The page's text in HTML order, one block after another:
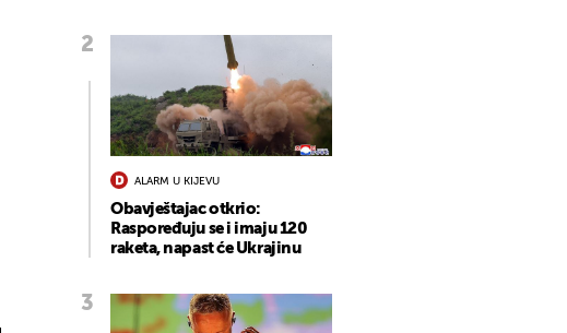
ALARM U KIJEVU
Obavještajac otkrio:
Raspoređuju se i imaju 120
raketa, napast će Ukrajinu